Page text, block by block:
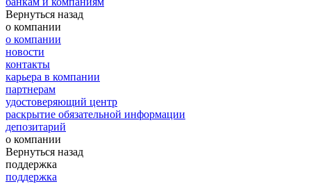
Вернуться назад
о компании
о компании
новости
контакты
карьера в компании
партнерам
удостоверяющий центр
раскрытие обязательной информации
депозитарий
о компании
Вернуться назад
поддержка
поддержка